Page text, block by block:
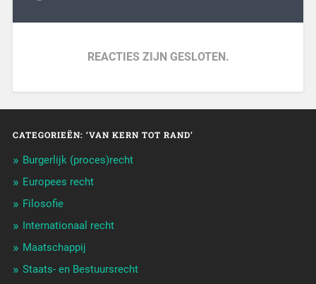
REACTIES ZIJN GESLOTEN.
CATEGORIEËN: ‘VAN KERN TOT RAND’
Burgerlijk (proces)recht
Europees recht
Filosofie
Internationaal recht
Maatschappij
Staats- en Bestuursrecht